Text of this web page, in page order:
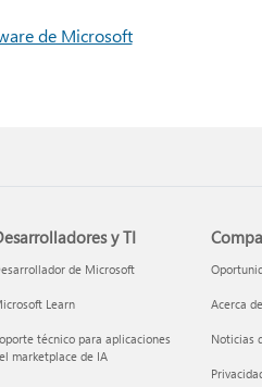
de Microsoft
y TI
de Microsoft
Learn
técnico para aplicaciones
marketplace de IA
Acerca
Noticias